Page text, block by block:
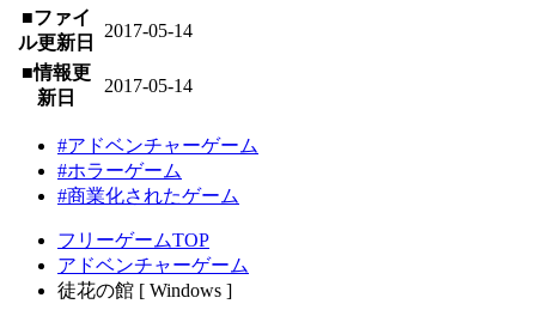
■ファイ
ル更新日
2017-05-14
■情報更
新日
2017-05-14
#アドベンチャーゲーム
#ホラーゲーム
#商業化されたゲーム
フリーゲームTOP
アドベンチャーゲーム
徒花の館 [ Windows ]